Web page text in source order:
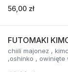
56,00 zł
FUTOMAKI
chiili majonez ,
,oshinko , owinięte